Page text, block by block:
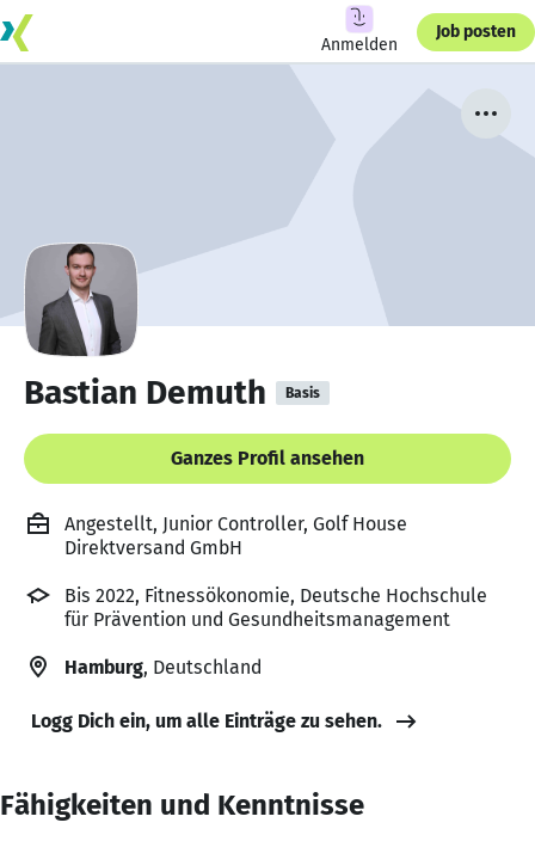
Anmelden
Job posten
Bastian Demuth Basis
Ganzes Profil ansehen
Angestellt, Junior Controller, Golf House
Direktversand GmbH
Bis 2022, Fitnessökonomie, Deutsche Hochschule
für Prävention und Gesundheitsmanagement
Hamburg, Deutschland
Logg Dich ein, um alle Einträge zu sehen.
Fähigkeiten und Kenntnisse